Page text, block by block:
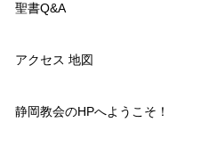
聖書Q&A
アクセス 地図
静岡教会のHPへようこそ！